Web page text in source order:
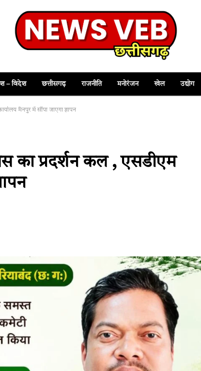
– विदेश छत्तीसगढ़ राजनीति मनोरंजन खेल उद्योग
मैनपुर में सौंपा जाएगा ज्ञापन
का प्रदर्शन कल , एसडीएम